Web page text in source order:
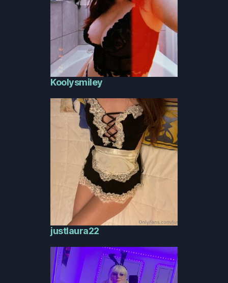
Koolysmiley
justlaura22